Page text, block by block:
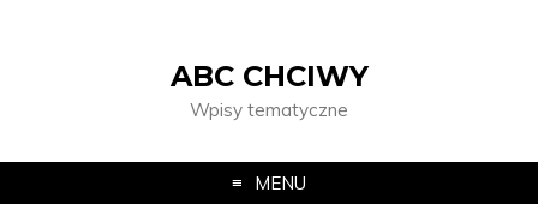
ABC CHCIWY
Wpisy tematyczne
MENU